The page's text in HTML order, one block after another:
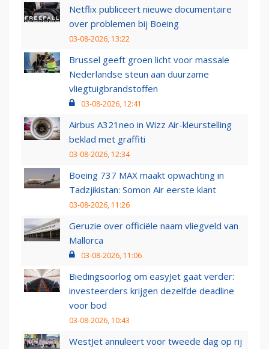
Netflix publiceert nieuwe documentaire
over problemen bij Boeing
03-08-2026, 13:22
Brussel geeft groen licht voor massale
Nederlandse steun aan duurzame
vliegtuigbrandstoffen
03-08-2026, 12:41
Airbus A321neo in Wizz Air-kleurstelling
beklad met graffiti
03-08-2026, 12:34
Boeing 737 MAX maakt opwachting in
Tadzjikistan: Somon Air eerste klant
03-08-2026, 11:26
Geruzie over officiële naam vliegveld van
Mallorca
03-08-2026, 11:06
Biedingsoorlog om easyJet gaat verder:
investeerders krijgen dezelfde deadline
voor bod
03-08-2026, 10:43
WestJet annuleert voor tweede dag op rij